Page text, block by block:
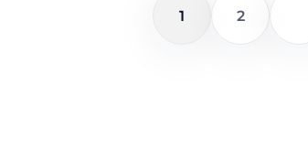
1 2